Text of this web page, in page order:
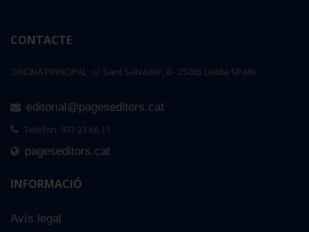
CONTACTE
OFICINA PRINCIPAL : c/ Sant Salvador, 8 - 25005 Lleida SPAIN
editorial@pageseditors.cat
Telèfon: 973 23 66 11
pageseditors.cat
INFORMACIÓ
Avís legal